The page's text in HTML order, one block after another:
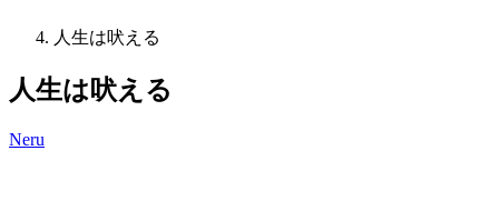
人生は吠える
人生は吠える
Neru